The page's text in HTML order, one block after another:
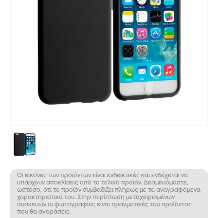
Οι εικόνες των προϊόντων είναι ενδεικτικές και ενδέχεται να
υπάρχουν αποκλίσεις από το τελικό προϊόν. Δεσμευόμαστε,
ωστόσο, ότι το προϊόν συμβαδίζει πλήρως με τα αναγραφόμενα
χαρακτηριστικά του. Στην περίπτωση μεταχειρισμένων
συσκευών οι φωτογραφίες είναι πραγματικές του προϊόντος
που θα αγοράσεις.